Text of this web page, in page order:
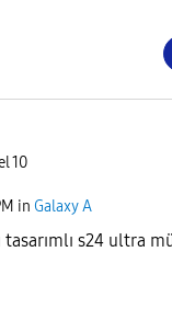
10
in Galaxy A
tasarımlı s24 ultra